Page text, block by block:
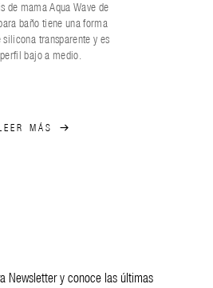
MÁS
de mama Aqua Wave de
baño tiene una forma
silicona transparente y es
bajo a medio.
Newsletter y conoce las últimas